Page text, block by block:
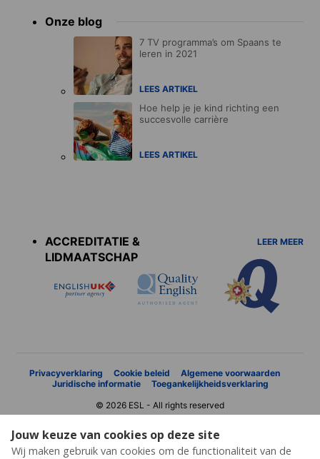
Jouw keuze van cookies op deze site
Wij maken gebruik van cookies om de functionaliteit van de
Onze blog
7 TV programma’s om Spaans te
leren in 2021
LEES ARTIKEL
Hoe help je je kind richting een
succesvolle carrière
LEES ARTIKEL
ACCREDITATIE &
LIDMAATSCHAP
LEER MEER
Privacyverklaring Cookie beleid
Algemene voorwaarden
Juridische informatie
Toegankelijkheidsverklaring
© 2026 ESL - All rights reserved